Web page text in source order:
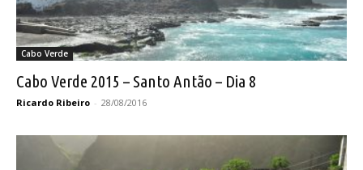
Cabo Verde
Cabo Verde 2015 – Santo Antão – Dia 8
Ricardo Ribeiro - 28/08/2016